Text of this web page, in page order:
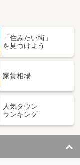
荒巻本沢３
字渋江
「住みたい街」
を見つけよう
家賃相場
人気タウン
ランキング